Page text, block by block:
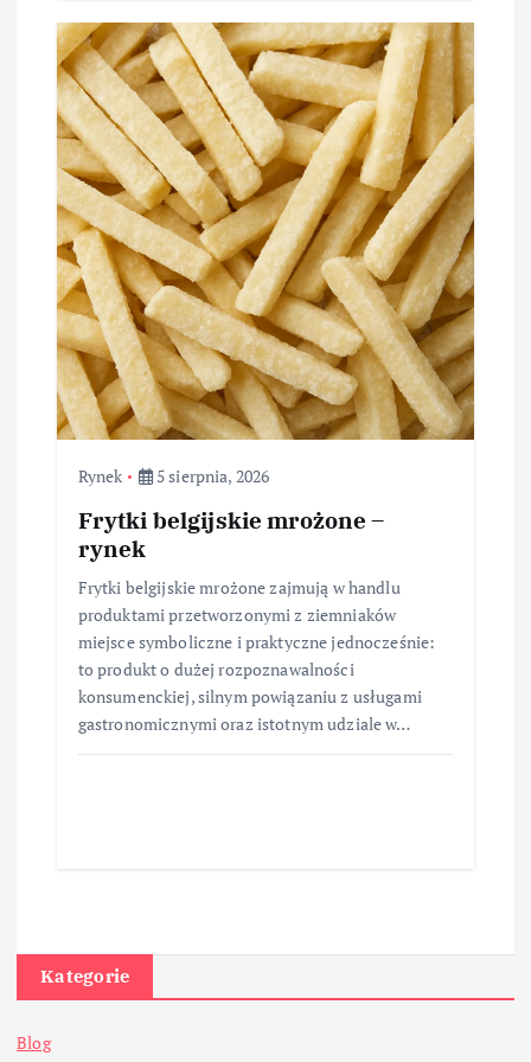
Rynek 5 sierpnia, 2026
Frytki belgijskie mrożone –
rynek
Frytki belgijskie mrożone zajmują w handlu
produktami przetworzonymi z ziemniaków
miejsce symboliczne i praktyczne jednocześnie:
to produkt o dużej rozpoznawalności
konsumenckiej, silnym powiązaniu z usługami
gastronomicznymi oraz istotnym udziale w…
Kategorie
Blog